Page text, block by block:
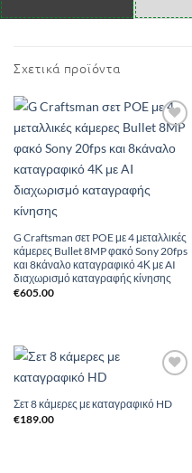
Σχετικά προϊόντα
Wishlist
G Craftsman σετ POE με 4 μεταλλικές
κάμερες Bullet 8MP φακό Sony 20fps
και 8κάναλο καταγραφικό 4Κ με AI
διαχωρισμό καταγραφής κίνησης
€605.00
Wishlist
Σετ 8 κάμερες με καταγραφικό HD
€189.00